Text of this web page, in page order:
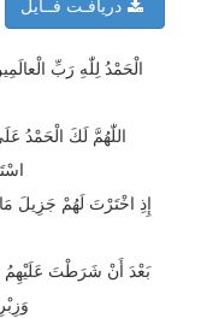
دریافـت فــایل
الْحَمْدُ لِلّٰهِ رَبِّ
اللّٰهُمَّ لَكَ الْحَمْدُ
إِذِ اخْتَرْتَ لَهُمْ جَزِيلَ
بَعْدَ أَنْ شَرَطْتَ عَلَيْهِمُ